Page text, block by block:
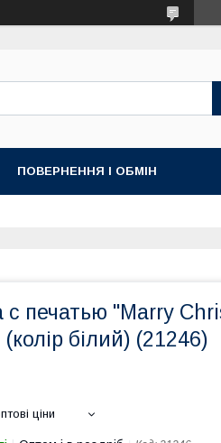
ПОВЕРНЕННЯ І ОБМІН
печатью "Marry
білий) (21246)
ціни